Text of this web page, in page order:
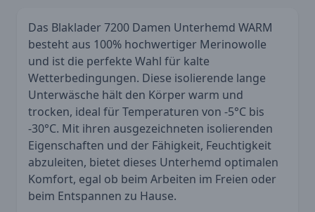
Das Blaklader 7200 Damen Unterhemd WARM
besteht aus 100% hochwertiger Merinowolle
und ist die perfekte Wahl für kalte
Wetterbedingungen. Diese isolierende lange
Unterwäsche hält den Körper warm und
trocken, ideal für Temperaturen von -5°C bis
-30°C. Mit ihren ausgezeichneten isolierenden
Eigenschaften und der Fähigkeit, Feuchtigkeit
abzuleiten, bietet dieses Unterhemd optimalen
Komfort, egal ob beim Arbeiten im Freien oder
beim Entspannen zu Hause.